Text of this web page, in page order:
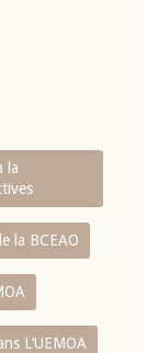
la
la BCEAO
L‘UEMOA